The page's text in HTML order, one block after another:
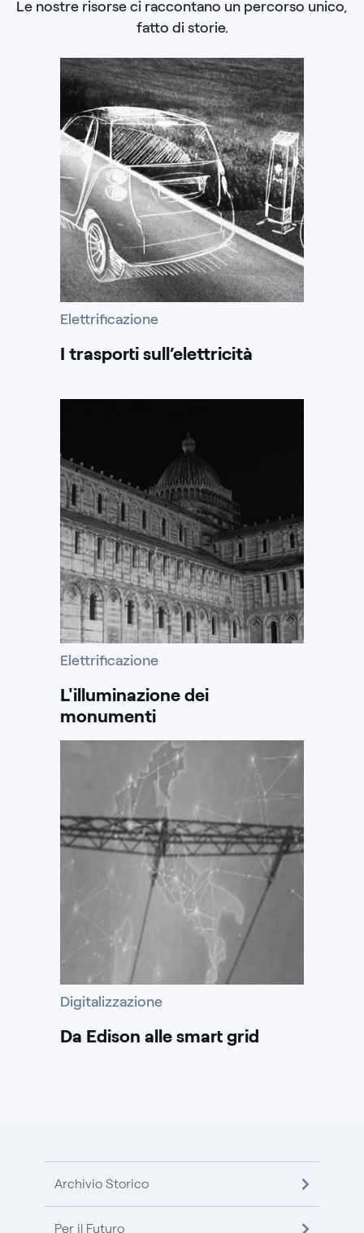
Le nostre risorse ci raccontano un percorso unico,
fatto di storie.
Elettrificazione
I trasporti sull’elettricità
Elettrificazione
L'illuminazione dei
monumenti
Digitalizzazione
Da Edison alle smart grid
Archivio Storico
Per il Futuro